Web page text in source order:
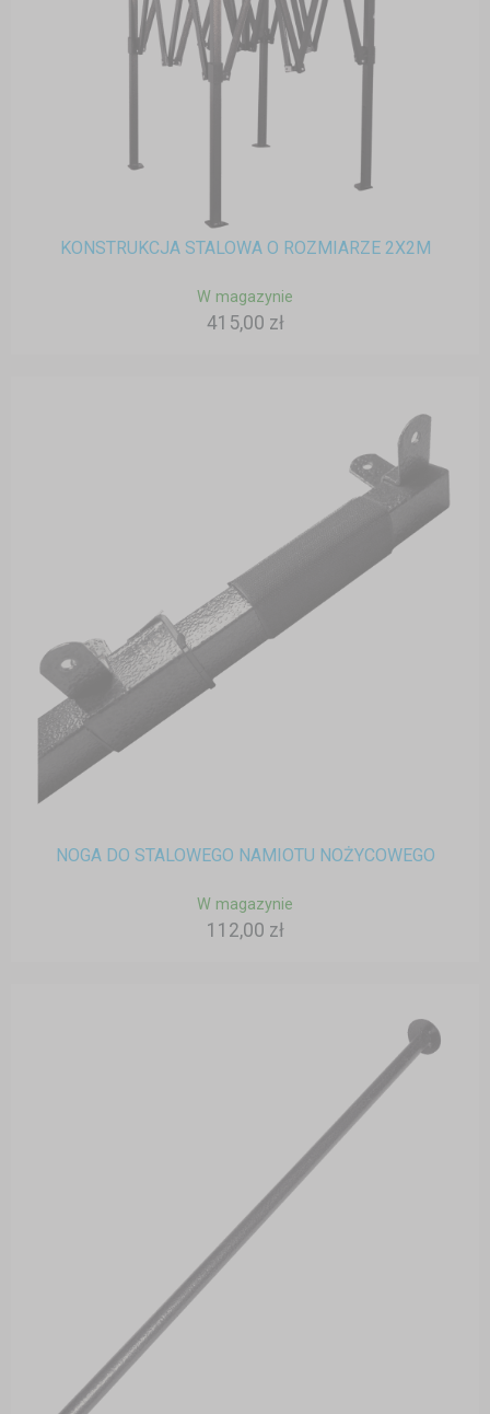
KONSTRUKCJA STALOWA O ROZMIARZE 2X2M
W magazynie
415,00 zł
NOGA DO STALOWEGO NAMIOTU NOŻYCOWEGO
W magazynie
112,00 zł